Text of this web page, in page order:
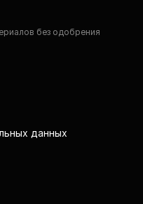
без одобрения
данных